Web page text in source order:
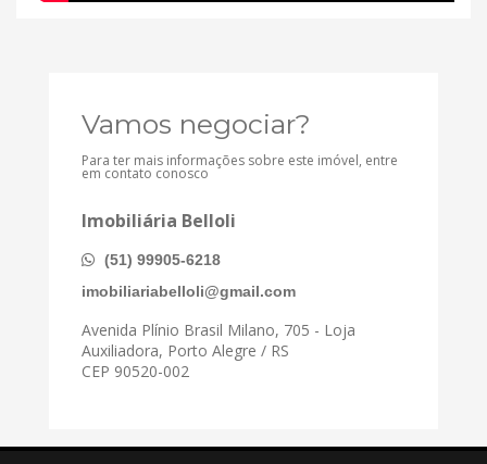
Vamos negociar?
Para ter mais informações sobre este imóvel, entre
em contato conosco
Imobiliária Belloli
(51) 99905-6218
imobiliariabelloli@gmail.com
Avenida Plínio Brasil Milano, 705 - Loja
Auxiliadora, Porto Alegre / RS
CEP 90520-002